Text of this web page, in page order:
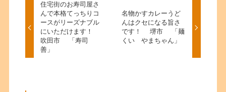
住宅街のお寿司屋さ
んで本格てっちりコ
ースがリーズナブル
にいただけます！
吹田市 「寿司
善」
名物かすカレーうど
んはクセになる旨さ
です！ 堺市 「麺
くい やまちゃん」